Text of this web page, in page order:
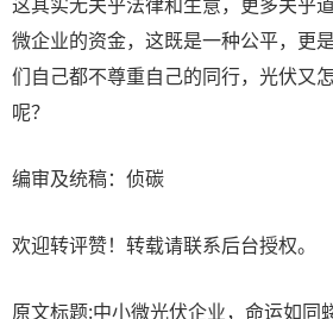
微企业的资金，这既是一种公平，更
们自己都不尊重自己的同行，光伏又
呢？
编审及统稿：侦碳
欢迎转评赞！转载请联系后台授权。
原文标题:中小微光伏企业，命运如同